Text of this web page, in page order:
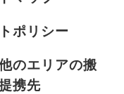
ポリシー
のエリアの搬
携先